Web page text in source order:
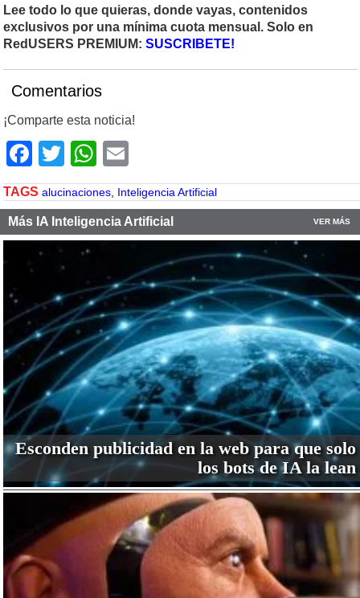
Lee todo lo que quieras, donde vayas, contenidos
exclusivos por una mínima cuota mensual. Solo en
RedUSERS PREMIUM: SUSCRIBETE!
Comentarios
¡Comparte esta noticia!
Facebook
TwitterWhatsApp
TAGS alucinaciones, Inteligencia Artificial
Más IA Inteligencia Artificial VER MÁS
Esconden publicidad en la web para que solo
los bots de IA la lean